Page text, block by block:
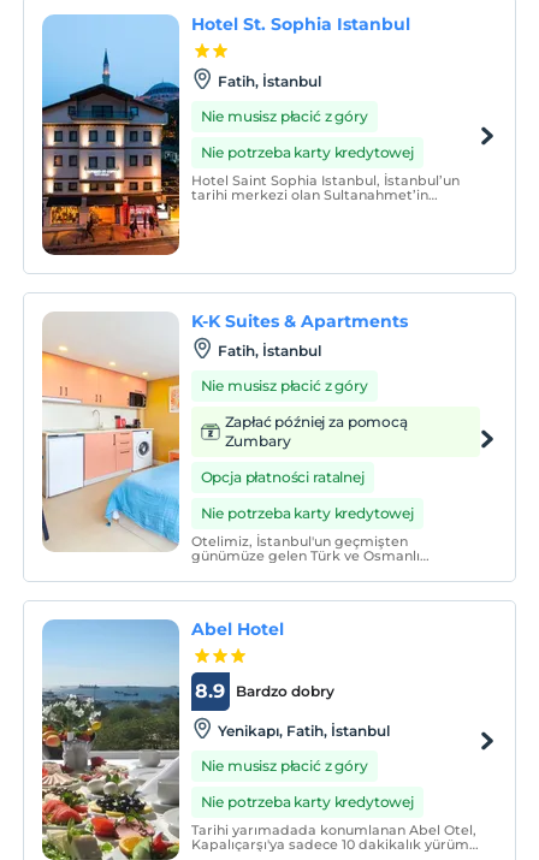
Hotel St. Sophia Istanbul
Fatih, İstanbul
Nie musisz płacić z góry
Nie potrzeba karty kredytowej
Hotel Saint Sophia Istanbul, İstanbul’un
tarihi merkezi olan Sultanahmet’in
K-K Suites & Apartments
Fatih, İstanbul
Nie musisz płacić z góry
Zapłać później za pomocą
Zumbary
Opcja płatności ratalnej
Nie potrzeba karty kredytowej
Otelimiz, İstanbul'un geçmişten
günümüze gelen Türk ve Osmanlı
ortam sunmaktadır. Şehrin
karmaşasından uzak, ama yine de
deneyimi yaşamanız mümkün.
Abel Hotel
Bardzo dobry
8.9
Yenikapı, Fatih, İstanbul
Nie musisz płacić z góry
Nie potrzeba karty kredytowej
Tarihi yarımadada konumlanan Abel Otel,
Kapalıçarşı'ya sadece 10 dakikalık yürüme